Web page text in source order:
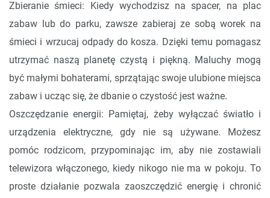
Zbieranie śmieci: Kiedy wychodzisz na spacer, na plac
zabaw lub do parku, zawsze zabieraj ze sobą worek na
śmieci i wrzucaj odpady do kosza. Dzięki temu pomagasz
utrzymać naszą planetę czystą i piękną. Maluchy mogą
być małymi bohaterami, sprzątając swoje ulubione miejsca
zabaw i ucząc się, że dbanie o czystość jest ważne.
Oszczędzanie energii: Pamiętaj, żeby wyłączać światło i
urządzenia elektryczne, gdy nie są używane. Możesz
pomóc rodzicom, przypominając im, aby nie zostawiali
telewizora włączonego, kiedy nikogo nie ma w pokoju. To
proste działanie pozwala zaoszczędzić energię i chronić